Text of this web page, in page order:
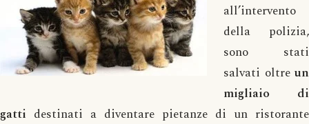
all’intervento
della polizia,
sono stati
salvati oltre un
migliaio di
gatti destinati a diventare pietanze di un ristorante